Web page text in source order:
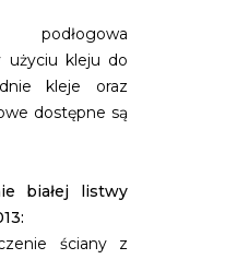
podłogowa
użyciu kleju do
kleje oraz
dostępne są
białej listwy
ściany z